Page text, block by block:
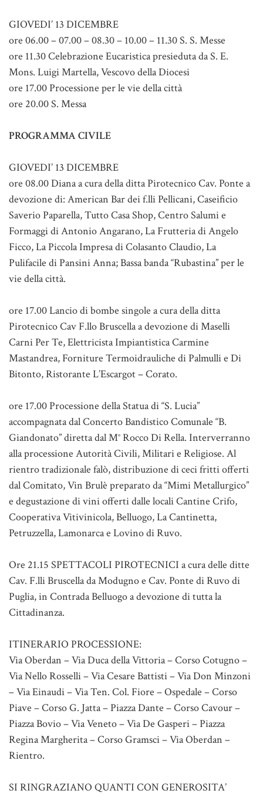
GIOVEDI’ 13 DICEMBRE
ore 06.00 – 07.00 – 08.30 – 10.00 – 11.30 S. S. Messe
ore 11.30 Celebrazione Eucaristica presieduta da S. E.
Mons. Luigi Martella, Vescovo della Diocesi
ore 17.00 Processione per le vie della città
ore 20.00 S. Messa
PROGRAMMA CIVILE
GIOVEDI’ 13 DICEMBRE
ore 08.00 Diana a cura della ditta Pirotecnico Cav. Ponte a
devozione di: American Bar dei f.lli Pellicani, Caseificio
Saverio Paparella, Tutto Casa Shop, Centro Salumi e
Formaggi di Antonio Angarano, La Frutteria di Angelo
Ficco, La Piccola Impresa di Colasanto Claudio, La
Pulifacile di Pansini Anna; Bassa banda “Rubastina” per le
vie della città.
ore 17.00 Lancio di bombe singole a cura della ditta
Pirotecnico Cav F.llo Bruscella a devozione di Maselli
Carni Per Te, Elettricista Impiantistica Carmine
Mastandrea, Forniture Termoidrauliche di Palmulli e Di
Bitonto, Ristorante L’Escargot – Corato.
ore 17.00 Processione della Statua di “S. Lucia”
accompagnata dal Concerto Bandistico Comunale “B.
Giandonato” diretta dal M° Rocco Di Rella. Interverranno
alla processione Autorità Civili, Militari e Religiose. Al
rientro tradizionale falò, distribuzione di ceci fritti offerti
dal Comitato, Vin Brulè preparato da “Mimi Metallurgico”
e degustazione di vini offerti dalle locali Cantine Crifo,
Cooperativa Vitivinicola, Belluogo, La Cantinetta,
Petruzzella, Lamonarca e Lovino di Ruvo.
Ore 21.15 SPETTACOLI PIROTECNICI a cura delle ditte
Cav. F.lli Bruscella da Modugno e Cav. Ponte di Ruvo di
Puglia, in Contrada Belluogo a devozione di tutta la
Cittadinanza.
ITINERARIO PROCESSIONE:
Via Oberdan – Via Duca della Vittoria – Corso Cotugno –
Via Nello Rosselli – Via Cesare Battisti – Via Don Minzoni
– Via Einaudi – Via Ten. Col. Fiore – Ospedale – Corso
Piave – Corso G. Jatta – Piazza Dante – Corso Cavour –
Piazza Bovio – Via Veneto – Via De Gasperi – Piazza
Regina Margherita – Corso Gramsci – Via Oberdan –
Rientro.
SI RINGRAZIANO QUANTI CON GENEROSITA’